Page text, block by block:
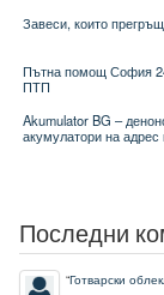
Завеси, които
Пътна помощ София
ПТП
Akumulator BG –
акумулатори на
Последни
“Готварски